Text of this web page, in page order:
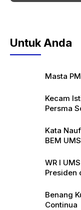
Untuk Anda
Masta
Kecam
Persma
Kata
BEM UMS
WR I
Presiden
Benang
Continua